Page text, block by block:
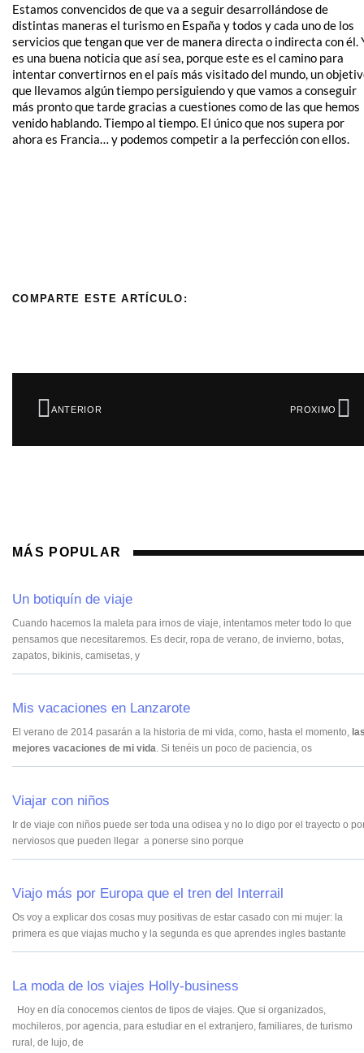
Estamos convencidos de que va a seguir desarrollándose de
distintas maneras el turismo en España y todos y cada uno de los
servicios que tengan que ver de manera directa o indirecta con él.
es una buena noticia que así sea, porque este es el camino para
intentar convertirnos en el país más visitado del mundo, un
que llevamos algún tiempo persiguiendo y que vamos a conseguir
más pronto que tarde gracias a cuestiones como de las que hemos
venido hablando. Tiempo al tiempo. El único que nos supera por
ahora es Francia… y podemos competir a la perfección con ellos.
COMPARTE ESTE ARTÍCULO:
ANTERIOR PROXIMO
MÁS POPULAR
Un botiquín de viaje
Cuando hacemos la maleta para irnos de viaje, intentamos meter todo lo que
pensamos que necesitaremos. Es decir, ropa de verano, de invierno, botas,
zapatos, bikinis, camisetas, y
Mis vacaciones en Lanzarote
El verano de 2014 pasarán a la historia de mi vida, como, hasta el momento,
mejores vacaciones de mi vida. Si tenéis un poco de paciencia, os
Viajar con niños
Ir de viaje con niños puede ser toda una odisea y no lo digo por el trayecto o
nerviosos que pueden llegar a ponerse sino porque
Viajo más por Europa que el tren del Interrail
Os voy a explicar dos cosas muy positivas de estar casado con mi mujer: la
primera es que viajas mucho y la segunda es que aprendes ingles bastante
La moda de los viajes Holly-business
Hoy en día conocemos cientos de tipos de viajes. Que si organizados,
mochileros, por agencia, para estudiar en el extranjero, familiares, de turismo
rural, de lujo, de